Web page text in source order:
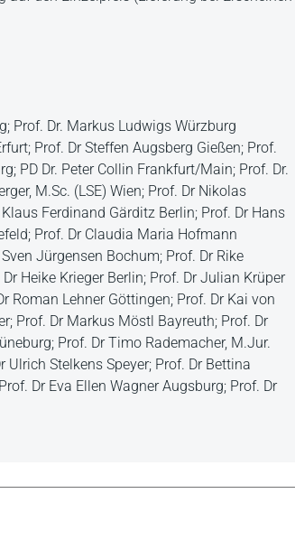
Prof. Dr. Markus Ludwigs Würzburg
Prof. Dr Steffen Augsberg Gießen; Prof.
PD Dr. Peter Collin Frankfurt/Main; Prof. Dr.
M.Sc. (LSE) Wien; Prof. Dr Nikolas
Ferdinand Gärditz Berlin; Prof. Dr Hans
Prof. Dr Claudia Maria Hofmann
Jürgensen Bochum; Prof. Dr Rike
Heike Krieger Berlin; Prof. Dr Julian Krüper
Roman Lehner Göttingen; Prof. Dr Kai von
Prof. Dr Markus Möstl Bayreuth; Prof. Dr
Prof. Dr Timo Rademacher, M.Jur.
Ulrich Stelkens Speyer; Prof. Dr Bettina
Dr Eva Ellen Wagner Augsburg; Prof. Dr